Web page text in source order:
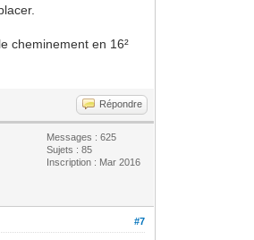
cheminement en 16²
Répondre
Messages : 625
Sujets : 85
Inscription : Mar 2016
#7